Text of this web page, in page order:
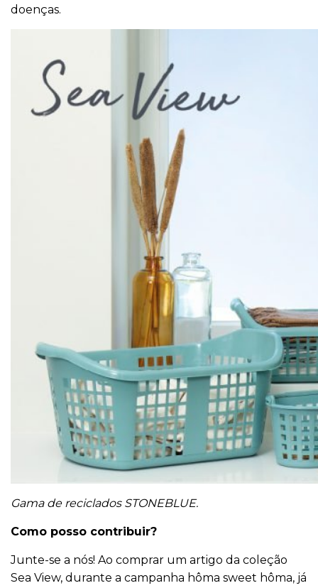
doenças.
Gama de reciclados STONEBLUE.
Como posso contribuir?
Junte-se a nós! Ao comprar um artigo da coleção
Sea View, durante a campanha hôma sweet hôma, já